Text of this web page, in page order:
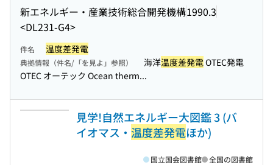
新エネルギー・産業技術総合開発機構1990.3
<DL231-G4>
件名 温度差発電
典拠情報（件名/「を見よ」参照） 海洋温度差発電OTEC発電
OTEC オーテック Ocean therm...
見学!自然エネルギー大図鑑 3 (バ
イオマス・ 温度差発電ほか)
国立国会図書館 全国の図書館